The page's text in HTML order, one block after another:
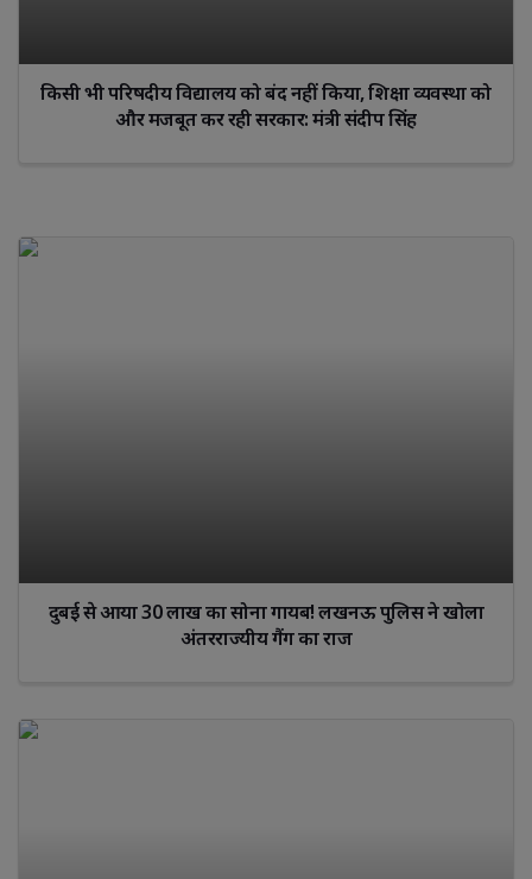
किसी भी परिषदीय विद्यालय को बंद नहीं किया, शिक्षा व्यवस्था को
और मजबूत कर रही सरकार: मंत्री संदीप सिंह
दुबई से आया 30 लाख का सोना गायब! लखनऊ पुलिस ने खोला
अंतरराज्यीय गैंग का राज